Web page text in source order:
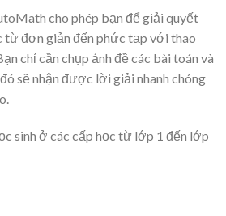
cho phép bạn để giải quyết
từ đơn giản đến phức tạp với thao
chỉ cần chụp ảnh đề các bài toán và
sẽ nhận được lời giải nhanh chóng
sinh ở các cấp học từ lớp 1 đến lớp